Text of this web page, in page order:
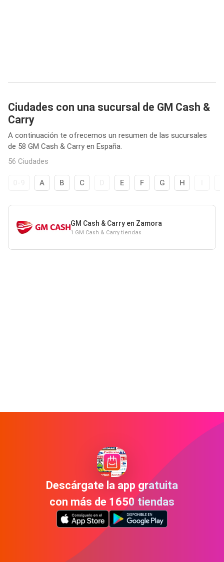
Ciudades con una sucursal de GM Cash &
Carry
A continuación te ofrecemos un resumen de las sucursales
de 58 GM Cash & Carry en España.
56 Ciudades
A B C E F G H
GM Cash & Carry en Zamora
1 GM Cash & Carry tiendas
Descárgate la app gratuita
con más de 1650 tiendas